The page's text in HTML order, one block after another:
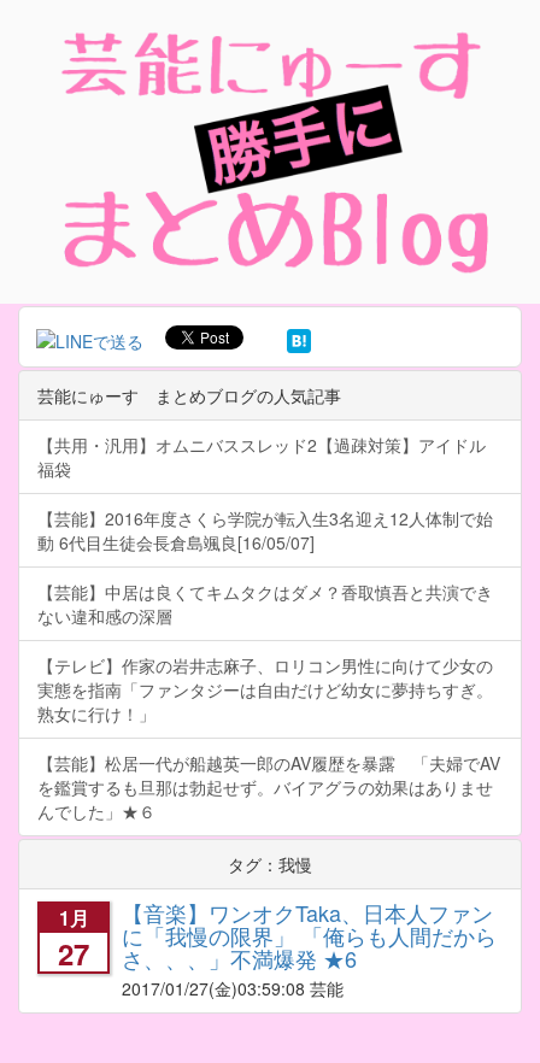
芸能にゅーす まとめブログの人気記事
【共用・汎用】オムニバススレッド2【過疎対策】アイドル
福袋
【芸能】2016年度さくら学院が転入生3名迎え12人体制で始
動 6代目生徒会長倉島颯良[16/05/07]
【芸能】中居は良くてキムタクはダメ？香取慎吾と共演でき
ない違和感の深層
【テレビ】作家の岩井志麻子、ロリコン男性に向けて少女の
実態を指南「ファンタジーは自由だけど幼女に夢持ちすぎ。
熟女に行け！」
【芸能】松居一代が船越英一郎のAV履歴を暴露 「夫婦でAV
を鑑賞するも旦那は勃起せず。バイアグラの効果はありませ
んでした」★６
タグ：我慢
1月
27
【音楽】ワンオクTaka、日本人ファン
に「我慢の限界」 「俺らも人間だから
さ、、、」不満爆発 ★6
2017/01/27(金)03:59:08 芸能